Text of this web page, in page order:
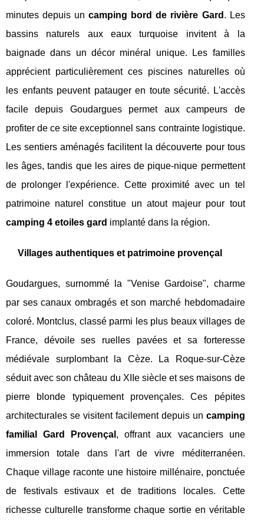
minutes depuis uncamping bord de rivière Gard . Les
bassins naturels aux eaux turquoise invitent à la
baignade dans un décor minéral unique. Les familles
apprécient particulièrement ces piscines naturelles où
les enfants peuvent patauger en toute sécurité. L'accès
facile depuis Goudargues permet aux campeurs de
profiter de ce site exceptionnel sans contrainte logistique.
Les sentiers aménagés facilitent la découverte pour tous
les âges, tandis que les aires de pique-nique permettent
de prolonger l'expérience. Cette proximité avec un tel
patrimoine naturel constitue un atout majeur pour tout
camping 4 etoiles gard implanté dans la région.
Villages authentiques et patrimoine provençal
Goudargues, surnommé la "Venise Gardoise", charme
par ses canaux ombragés et son marché hebdomadaire
coloré. Montclus, classé parmi les plus beaux villages de
France, dévoile ses ruelles pavées et sa forteresse
médiévale surplombant la Cèze. La Roque-sur-Cèze
séduit avec son château du XIIe siècle et ses maisons de
pierre blonde typiquement provençales. Ces pépites
architecturales se visitent facilement depuis un camping
familial Gard Provençal , offrant aux vacanciers une
immersion totale dans l'art de vivre méditerranéen.
Chaque village raconte une histoire millénaire, ponctuée
de festivals estivaux et de traditions locales. Cette
richesse culturelle transforme chaque sortie en véritable